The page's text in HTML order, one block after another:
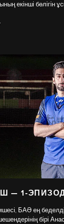
екінші бөлігін
— 1-
БАӘ ең
бірі